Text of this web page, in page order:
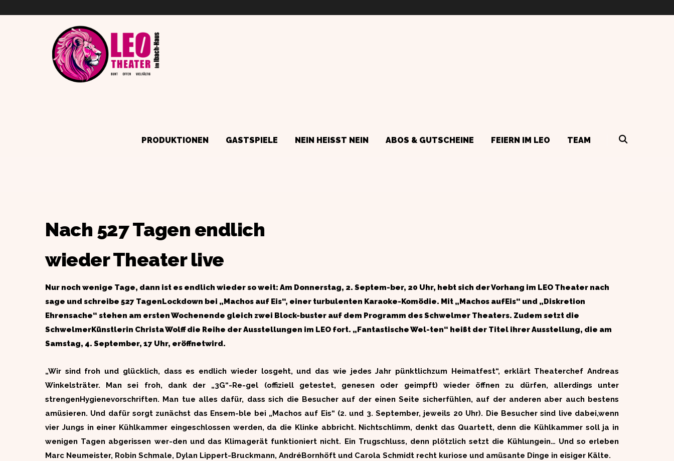
PRODUKTIONEN GASTSPIELE NEIN HEISST NEIN ABOS & GUTSCHEINE FEIERN IM LEO TEAM
Nach 527 Tagen endlich
wieder Theater live
Nur noch wenige Tage, dann ist es endlich wieder so weit: Am Donnerstag, 2. Septem-ber, 20 Uhr, hebt sich der Vorhang im LEO Theater nach
sage und schreibe 527 TagenLockdown bei „Machos auf Eis“, einer turbulenten Karaoke-Komödie. Mit „Machos aufEis“ und „Diskretion
Ehrensache“ stehen am ersten Wochenende gleich zwei Block-buster auf dem Programm des Schwelmer Theaters. Zudem setzt die
SchwelmerKünstlerin Christa Wolff die Reihe der Ausstellungen im LEO fort. „Fantastische Wel-ten“ heißt der Titel ihrer Ausstellung, die am
Samstag, 4. September, 17 Uhr, eröffnetwird.
„Wir sind froh und glücklich, dass es endlich wieder losgeht, und das wie jedes Jahr pünktlichzum Heimatfest“, erklärt Theaterchef Andreas
Winkelsträter. Man sei froh, dank der „3G“-Re-gel (offiziell getestet, genesen oder geimpft) wieder öffnen zu dürfen, allerdings unter
strengenHygienevorschriften. Man tue alles dafür, dass sich die Besucher auf der einen Seite sicherfühlen, auf der anderen aber auch bestens
amüsieren. Und dafür sorgt zunächst das Ensem-ble bei „Machos auf Eis“ (2. und 3. September, jeweils 20 Uhr). Die Besucher sind live dabei,wenn
vier Jungs in einer Kühlkammer eingeschlossen werden, da die Klinke abbricht. Nichtschlimm, denkt das Quartett, denn die Kühlkammer soll ja in
wenigen Tagen abgerissen wer-den und das Klimagerät funktioniert nicht. Ein Trugschluss, denn plötzlich setzt die Kühlungein… Und so erleben
Marc Neumeister, Robin Schmale, Dylan Lippert-Bruckmann, AndréBornhöft und Carola Schmidt recht kuriose und amüsante Dinge in eisiger Kälte.